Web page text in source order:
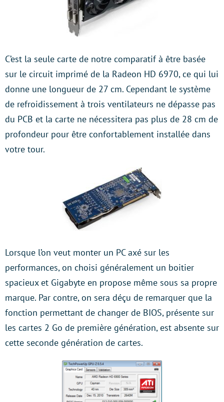
C’est la seule carte de notre comparatif à être basée
sur le circuit imprimé de la Radeon HD 6970, ce qui lui
donne une longueur de 27 cm. Cependant le système
de refroidissement à trois ventilateurs ne dépasse pas
du PCB et la carte ne nécessitera pas plus de 28 cm de
profondeur pour être confortablement installée dans
votre tour.
Lorsque l’on veut monter un PC axé sur les
performances, on choisi généralement un boitier
spacieux et Gigabyte en propose même sous sa propre
marque. Par contre, on sera déçu de remarquer que la
fonction permettant de changer de BIOS, présente sur
les cartes 2 Go de première génération, est absente sur
cette seconde génération de cartes.